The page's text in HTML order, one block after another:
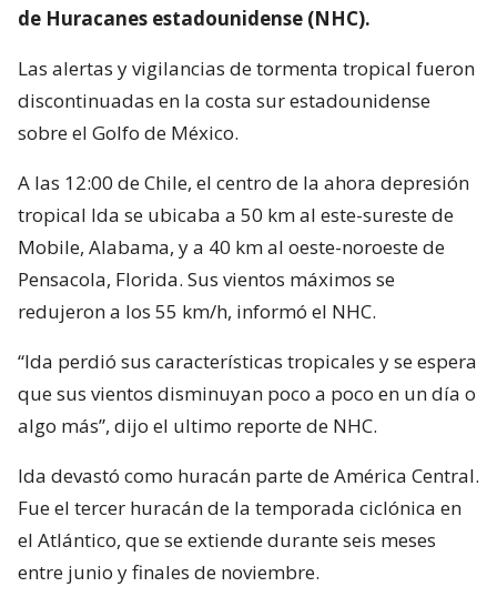
de Huracanes estadounidense (NHC).
Las alertas y vigilancias de tormenta tropical fueron
discontinuadas en la costa sur estadounidense
sobre el Golfo de México.
A las 12:00 de Chile, el centro de la ahora depresión
tropical Ida se ubicaba a 50 km al este-sureste de
Mobile, Alabama, y a 40 km al oeste-noroeste de
Pensacola, Florida. Sus vientos máximos se
redujeron a los 55 km/h, informó el NHC.
“Ida perdió sus características tropicales y se espera
que sus vientos disminuyan poco a poco en un día o
algo más”, dijo el ultimo reporte de NHC.
Ida devastó como huracán parte de América Central.
Fue el tercer huracán de la temporada ciclónica en
el Atlántico, que se extiende durante seis meses
entre junio y finales de noviembre.